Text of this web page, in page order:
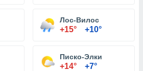
Лос-Вилос
+15° +10°
Писко-Элки
+14° +7°